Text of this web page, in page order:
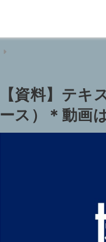
【資料】テ
ース）＊動画